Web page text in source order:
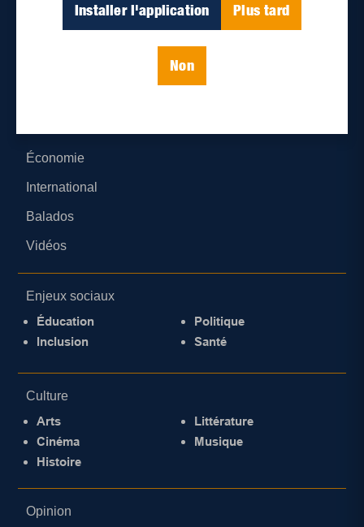
Installer l'application Plus tard
Non
Économie
International
Balados
Vidéos
Enjeux sociaux
Éducation
Inclusion
Politique
Santé
Culture
Arts
Cinéma
Histoire
Littérature
Musique
Opinion